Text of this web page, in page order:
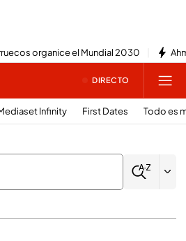
organice el Mundial 2030
DIRECTO
Infinity First Dates Todo es